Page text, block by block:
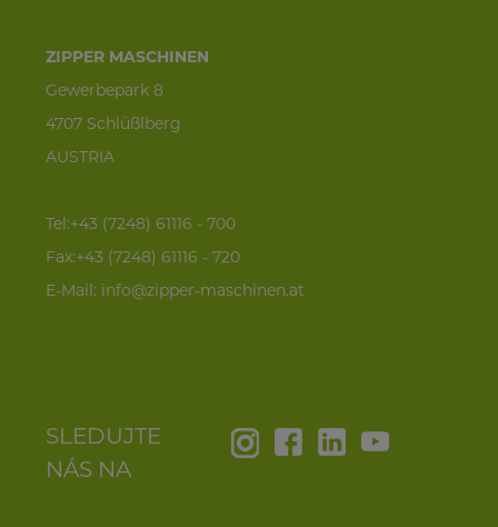
ZIPPER MASCHINEN
Gewerbepark 8
4707 Schlüßlberg
AUSTRIA
Tel:+43 (7248) 61116 - 700
Fax:+43 (7248) 61116 - 720
E-Mail: info@zipper-maschinen.at
SLEDUJTE
NÁS NA